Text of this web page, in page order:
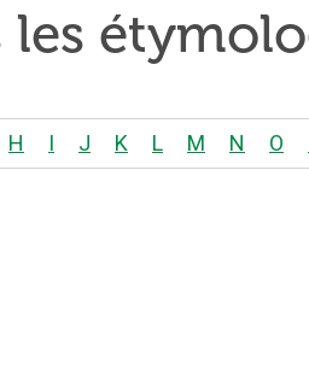
les
H I J K L M N O